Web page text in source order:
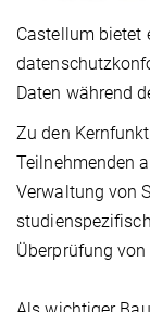
Castellum bietet
Daten während
Zu den
Teilnehmenden
Verwaltung von
Überprüfung